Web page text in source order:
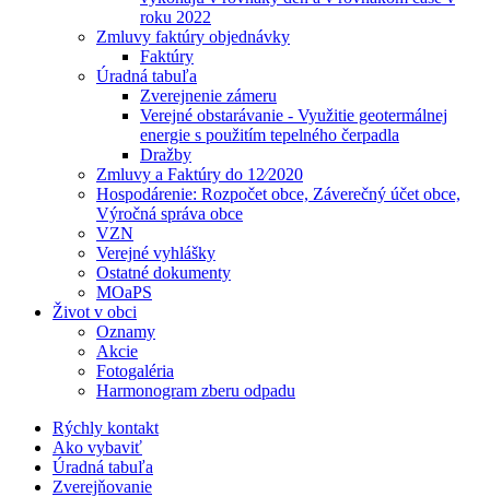
roku 2022
Zmluvy faktúry objednávky
Faktúry
Úradná tabuľa
Zverejnenie zámeru
Verejné obstarávanie - Využitie geotermálnej
energie s použitím tepelného čerpadla
Dražby
Zmluvy a Faktúry do 12⁄2020
Hospodárenie: Rozpočet obce, Záverečný účet obce,
Výročná správa obce
VZN
Verejné vyhlášky
Ostatné dokumenty
MOaPS
Život v obci
Oznamy
Akcie
Fotogaléria
Harmonogram zberu odpadu
Rýchly kontakt
Ako vybaviť
Úradná tabuľa
Zverejňovanie